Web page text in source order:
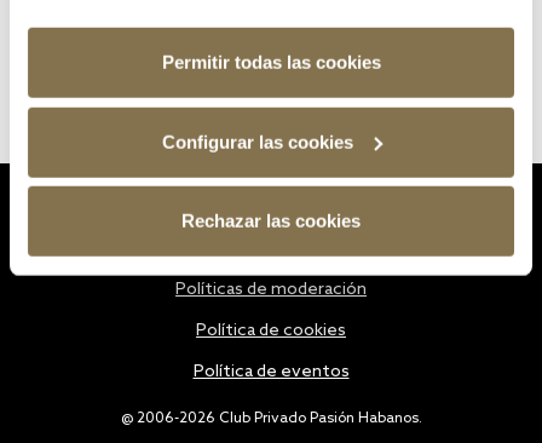
Permitir todas las cookies
Configurar las cookies
Rechazar las cookies
@ 2006-2026 Club Privado Pasión Habanos.
Políticas de moderación
Política de cookies
Política de eventos